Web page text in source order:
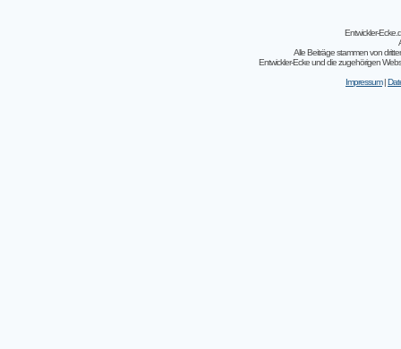
Entwickler-
Alle Beiträge stammen von
Entwickler-Ecke und die zugehörigen
Impressum|